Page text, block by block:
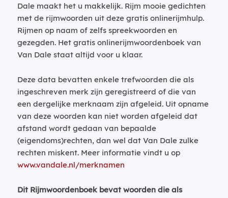
Dale maakt het u makkelijk. Rijm mooie gedichten
met de rijmwoorden uit deze gratis onlinerijmhulp.
Rijmen op naam of zelfs spreekwoorden en
gezegden. Het gratis onlinerijmwoordenboek van
Van Dale staat altijd voor u klaar.
Deze data bevatten enkele trefwoorden die als
ingeschreven merk zijn geregistreerd of die van
een dergelijke merknaam zijn afgeleid. Uit opname
van deze woorden kan niet worden afgeleid dat
afstand wordt gedaan van bepaalde
(eigendoms)rechten, dan wel dat Van Dale zulke
rechten miskent. Meer informatie vindt u op
www.vandale.nl/merknamen
Dit Rijmwoordenboek bevat woorden die als